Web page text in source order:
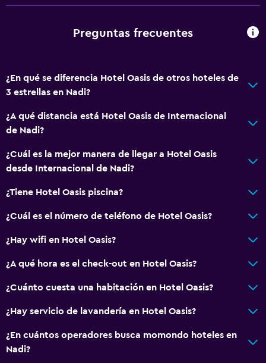
Preguntas frecuentes
¿En qué se diferencia Hotel Oasis de otros hoteles de
3 estrellas en Nadi?
¿A qué distancia está Hotel Oasis de Internacional
de Nadi?
¿Cuál es la mejor manera de llegar a Hotel Oasis
desde Internacional de Nadi?
¿Tiene Hotel Oasis piscina?
¿Cuál es el número de teléfono de Hotel Oasis?
¿Hay wifi en Hotel Oasis?
¿A qué hora es el check-out en Hotel Oasis?
¿Cuánto cuesta una habitación en Hotel Oasis?
¿Hay servicio de lavandería en Hotel Oasis?
¿En cuántos operadores busca momondo hoteles en
Nadi?